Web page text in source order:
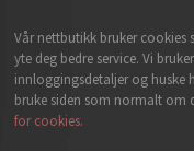
Vår nettbutikk bruker cookies
yte deg bedre service. Vi
innloggingsdetaljer og huske
bruke siden som normalt om
for cookies.